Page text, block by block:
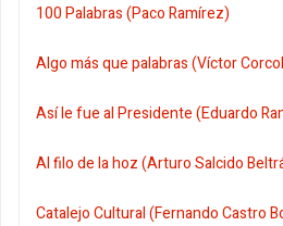
100 Palabras (Paco Ramírez)
Algo más que palabras (Víctor
Así le fue al Presidente (Eduardo
Al filo de la hoz (Arturo Salcido
Catalejo Cultural (Fernando Castro